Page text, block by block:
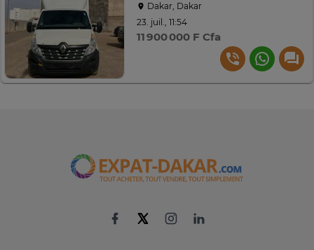
Dakar, Dakar
23. juil., 11:54
11 900 000 F Cfa